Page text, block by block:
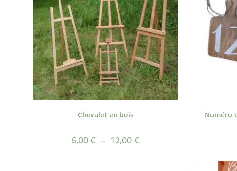
Chevalet en bois
6,00 € – 12,00 €
Numéro